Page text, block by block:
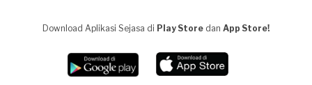
Download Aplikasi Sejasa di Play Store dan App Store!